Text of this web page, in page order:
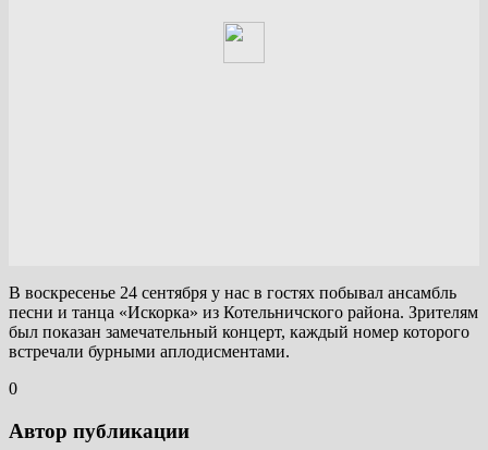
В воскресенье 24 сентября у нас в гостях побывал ансамбль
песни и танца «Искорка» из Котельничского района. Зрителям
был показан замечательный концерт, каждый номер которого
встречали бурными аплодисментами.
0
Автор публикации